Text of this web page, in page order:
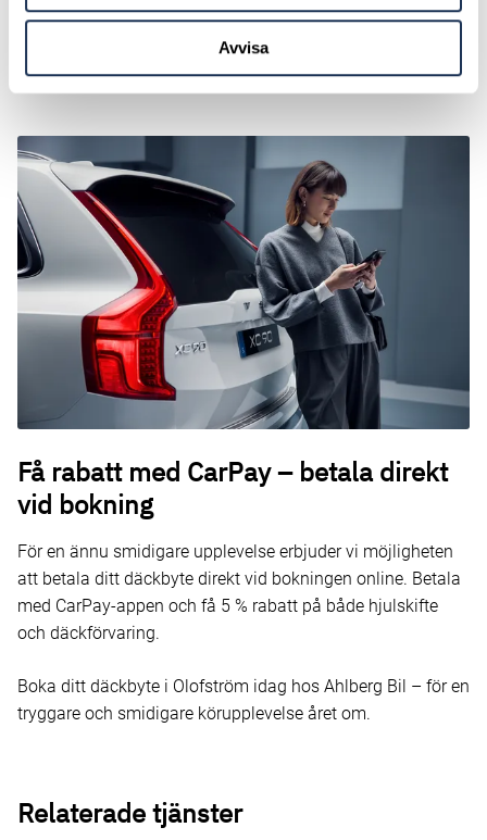
Avvisa
nästa däckbyte närmar sig, är dina däck klara att monteras
direkt – enkelt och smidigt för dig.
Få rabatt med CarPay – betala direkt
vid bokning
För en ännu smidigare upplevelse erbjuder vi möjligheten
att betala ditt däckbyte direkt vid bokningen online. Betala
med CarPay-appen och få 5 % rabatt på både hjulskifte
och däckförvaring.
Boka ditt däckbyte i Olofström idag hos Ahlberg Bil – för en
tryggare och smidigare körupplevelse året om.
Relaterade tjänster